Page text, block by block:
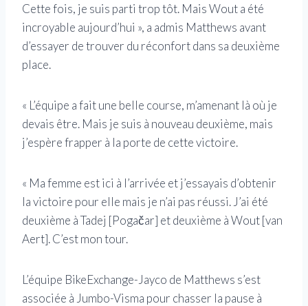
Cette fois, je suis parti trop tôt. Mais Wout a été
incroyable aujourd’hui », a admis Matthews avant
d’essayer de trouver du réconfort dans sa deuxième
place.
« L’équipe a fait une belle course, m’amenant là où je
devais être. Mais je suis à nouveau deuxième, mais
j’espère frapper à la porte de cette victoire.
« Ma femme est ici à l’arrivée et j’essayais d’obtenir
la victoire pour elle mais je n’ai pas réussi. J’ai été
deuxième à Tadej [Pogačar] et deuxième à Wout [van
Aert]. C’est mon tour.
L’équipe BikeExchange-Jayco de Matthews s’est
associée à Jumbo-Visma pour chasser la pause à